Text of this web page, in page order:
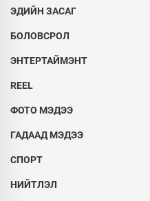
ЭДИЙН ЗАСАГ
БОЛОВСРОЛ
ЭНТЕРТАЙМЭНТ
REEL
ФОТО МЭДЭЭ
ГАДААД МЭДЭЭ
СПОРТ
НИЙТЛЭЛ